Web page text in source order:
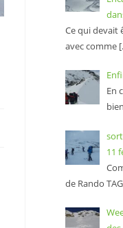
Ce qui devait
avec comme
En
11
de Rando